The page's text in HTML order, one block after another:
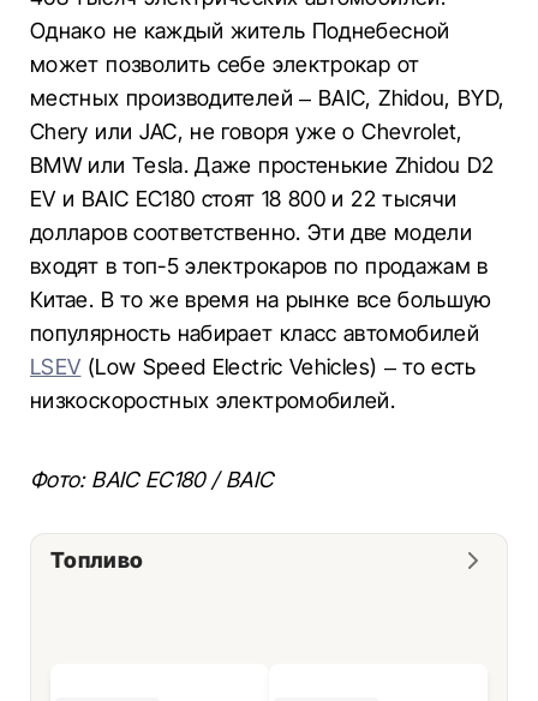
Однако не каждый житель Поднебесной
может позволить себе электрокар от
местных производителей – BAIC, Zhidou, BYD,
Chery или JAC, не говоря уже о Chevrolet,
BMW или Tesla. Даже простенькие Zhidou D2
EV и BAIC EC180 стоят 18 800 и 22 тысячи
долларов соответственно. Эти две модели
входят в топ-5 электрокаров по продажам в
Китае. В то же время на рынке все большую
популярность набирает класс автомобилей
LSEV (Low Speed ​​Electric Vehicles) – то есть
низкоскоростных электромобилей.
Фото: BAIC EC180 / BAIC
Топливо